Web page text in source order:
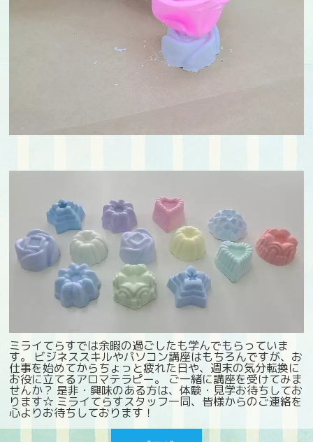
ミライてらすでは余暇の過ごしたも学んでもらっていま
す。 ビジネススキルやパソコン講座はもちろんですが、お
仕事を始めてからちょっと疲れた日や、週末の気分転換に
お役に立てるアロマテラピー。 ご一緒に講座を受けてみま
せんか？ 是非・興味のある方は、体験・見学お待ちしてお
ります☆ ミライてらすスタッフ一同、皆様からのご連絡を
心よりお待ちしております！